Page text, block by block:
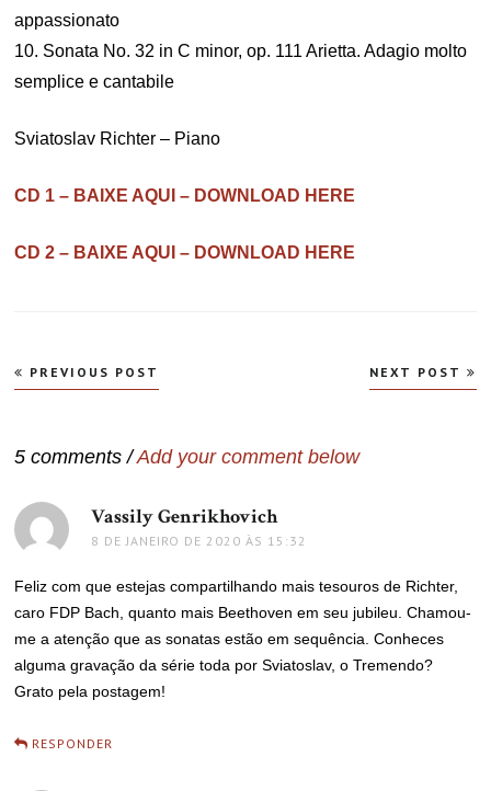
appassionato
10. Sonata No. 32 in C minor, op. 111 Arietta. Adagio molto
semplice e cantabile
Sviatoslav Richter – Piano
CD 1 – BAIXE AQUI – DOWNLOAD HERE
CD 2 – BAIXE AQUI – DOWNLOAD HERE
Navegação
de
PREVIOUS POST NEXT POST
5 comments /Add your comment below
Vassily Genrikhovichdisse:
8 DE JANEIRO DE 2020 ÀS 15:32
Feliz com que estejas compartilhando mais tesouros de Richter,
caro FDP Bach, quanto mais Beethoven em seu jubileu. Chamou-
me a atenção que as sonatas estão em sequência. Conheces
alguma gravação da série toda por Sviatoslav, o Tremendo?
Grato pela postagem!
RESPONDER